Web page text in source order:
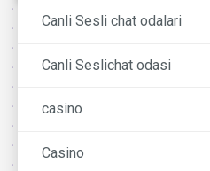
Canli Sesli chat odalari
Canli Seslichat odasi
casino
Casino